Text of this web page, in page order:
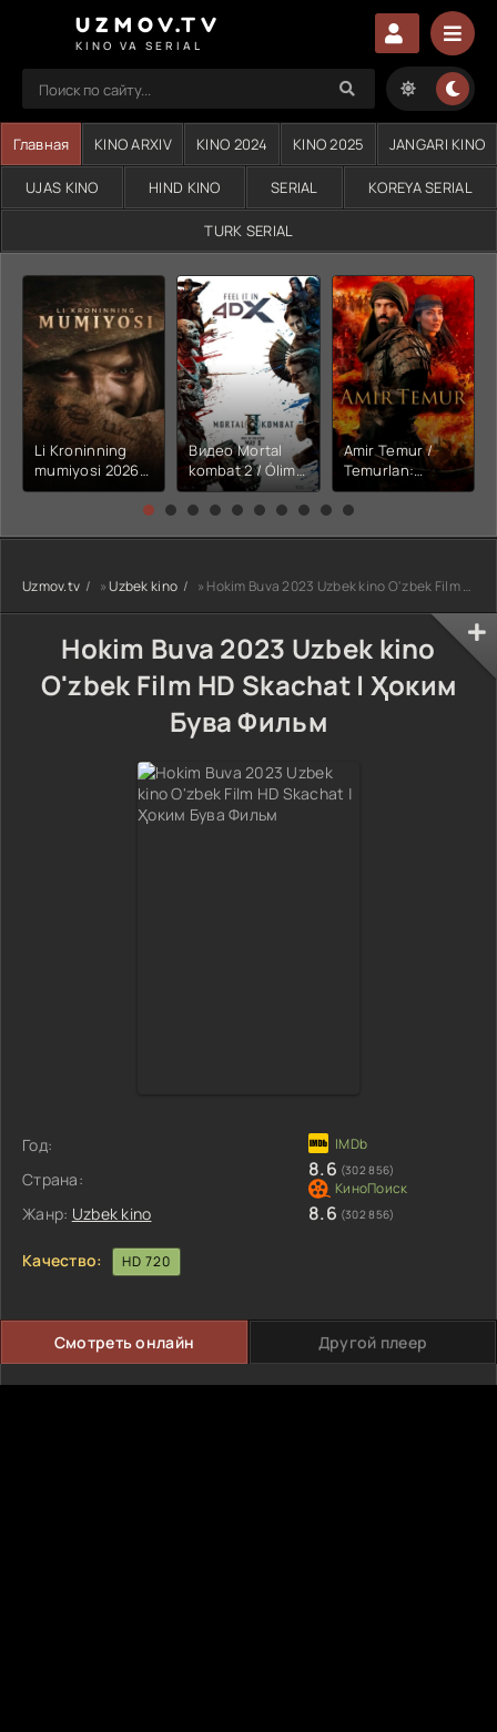
UZMOV.TV
KINO VA SERIAL
Главная KINO ARXIV KINO 2024 KINO 2025 JANGARI KINO
UJAS KINO HIND KINO SERIAL KOREYA SERIAL
TURK SERIAL
Li Kroninning
mumiyosi 2026
(uzbek tilida
kino) tarjima HD
Видео Mortal
kombat 2 / Ólim
jangi 2 (2026)
Uzbek tilida
Amir Temur /
Temurlan:
Fathchining
yuksalishi
tarjima kino Full
HD tas-ix
Uzmov.tv »Uzbek kino » Hokim Buva 2023 Uzbek kino O'zbek Film HD Skachat | Ҳоким Бува Фильм
Hokim Buva 2023 Uzbek kino
O'zbek Film HD Skachat | Ҳоким
Бува Фильм
Год:
Страна:
Жанр: Uzbek kino
8.6 (302 856)
8.6 (302 856)
Качество: HD 720
Смотреть онлайн Другой плеер